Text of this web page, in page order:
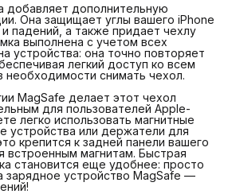
добавляет дополнительную
Она защищает углы вашего iPhone
падений, а также придает чехлу
выполнена с учетом всех
устройства: она точно повторяет
легкий доступ ко всем
необходимости снимать чехол.
MagSafe делает этот чехол
для пользователей Apple-
легко использовать магнитные
устройства или держатели для
крепится к задней панели вашего
встроенным магнитам. Быстрая
становится еще удобнее: просто
зарядное устройство MagSafe —